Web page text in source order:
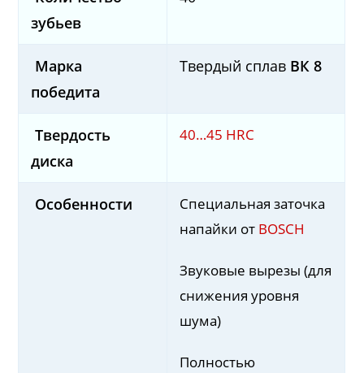
зубьев
Марка
победита
Твердый сплав ВК 8
Твердость
диска
40…45 HRС
Особенности
Специальная заточка
напайки от BOSCH
Звуковые вырезы (для
снижения уровня
шума)
Полностью